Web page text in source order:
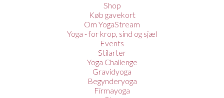
Shop
Køb gavekort
Om YogaStream
Yoga - for krop, sind og sjæl
Events
Stilarter
Yoga Challenge
Gravidyoga
Begynderyoga
Firmayoga